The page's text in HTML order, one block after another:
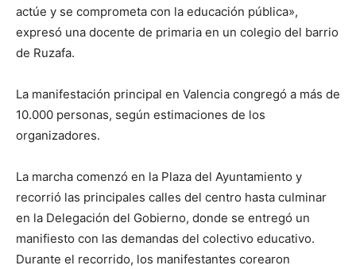
actúe y se comprometa con la educación pública»,
expresó una docente de primaria en un colegio del barrio
de Ruzafa.
La manifestación principal en Valencia congregó a más de
10.000 personas, según estimaciones de los
organizadores.
La marcha comenzó en la Plaza del Ayuntamiento y
recorrió las principales calles del centro hasta culminar
en la Delegación del Gobierno, donde se entregó un
manifiesto con las demandas del colectivo educativo.
Durante el recorrido, los manifestantes corearon